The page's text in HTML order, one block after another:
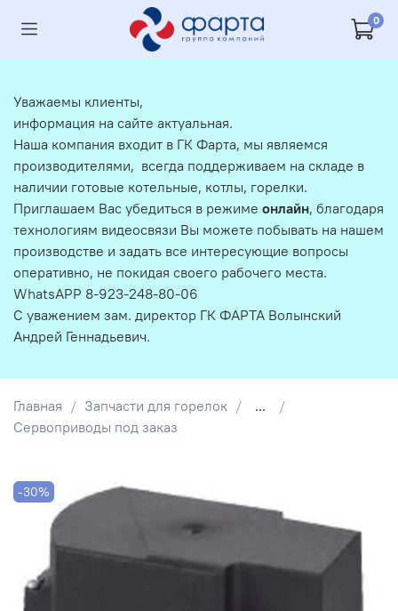
0
Главная Запчасти для горелок
...
Сервоприводы под заказ
-30%
Уважаемы клиенты,
информация на сайте актуальная.
Наша компания входит в ГК Фарта, мы являемся
производителями, всегда поддерживаем на складе в
наличии готовые котельные, котлы, горелки.
Приглашаем Вас убедиться в режиме онлайн, благодаря
технологиям видеосвязи Вы можете побывать на нашем
производстве и задать все интересующие вопросы
оперативно, не покидая своего рабочего места.
WhatsAPP 8-923-248-80-06
С уважением зам. директор ГК ФАРТА Волынский
Андрей Геннадьевич.